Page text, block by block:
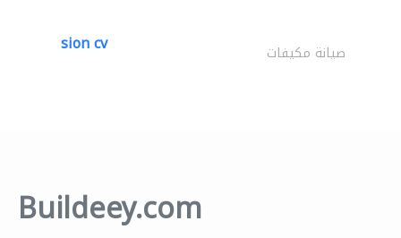
sion cv صيانة مكيفات
Buildeey.com